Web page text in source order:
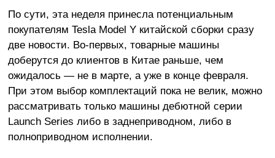
По сути, эта неделя принесла потенциальным
покупателям Tesla Model Y китайской сборки сразу
две новости. Во-первых, товарные машины
доберутся до клиентов в Китае раньше, чем
ожидалось — не в марте, а уже в конце февраля.
При этом выбор комплектаций пока не велик, можно
рассматривать только машины дебютной серии
Launch Series либо в заднеприводном, либо в
полноприводном исполнении.